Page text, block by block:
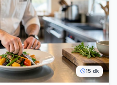
15 dk